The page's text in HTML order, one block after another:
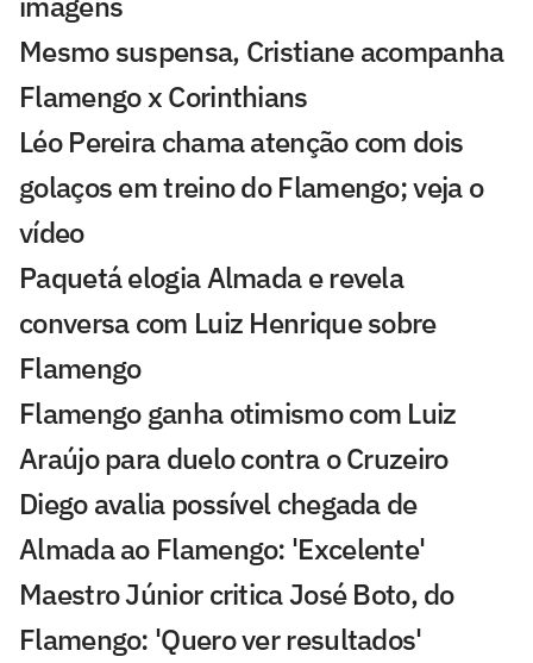
Mesmo suspensa, Cristiane acompanha
Flamengo x Corinthians
Léo Pereira chama atenção com dois
golaços em treino do Flamengo; veja o
vídeo
Paquetá elogia Almada e revela
conversa com Luiz Henrique sobre
Flamengo
Flamengo ganha otimismo com Luiz
Araújo para duelo contra o Cruzeiro
Diego avalia possível chegada de
Almada ao Flamengo: 'Excelente'
Maestro Júnior critica José Boto, do
Flamengo: 'Quero ver resultados'